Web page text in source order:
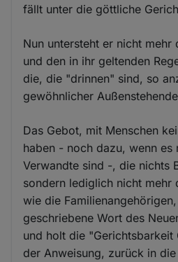
fällt unter die göttliche
Nun untersteht er nicht mehr
und den in ihr geltenden
die, die "drinnen" sind, so
gewöhnlicher
Das Gebot, mit Menschen
haben - noch dazu, wenn es
Verwandte sind -, die nichts
sondern lediglich nicht mehr
wie die
geschriebene Wort des
und holt die "Gerichtsbarkeit
der Anweisung, zurück in